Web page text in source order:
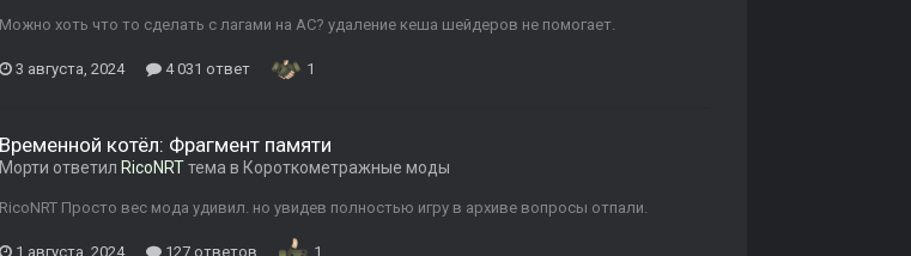
Можно хоть что то сделать с лагами на АС? удаление кеша шейдеров не помогает.
3 августа, 2024 4 031 ответ 1
Временной котёл: Фрагмент памяти
Морти ответил RicoNRTтема в Короткометражные моды
RicoNRT Просто вес мода удивил. но увидев полностью игру в архиве вопросы отпали.
1 августа, 2024 127 ответов 1